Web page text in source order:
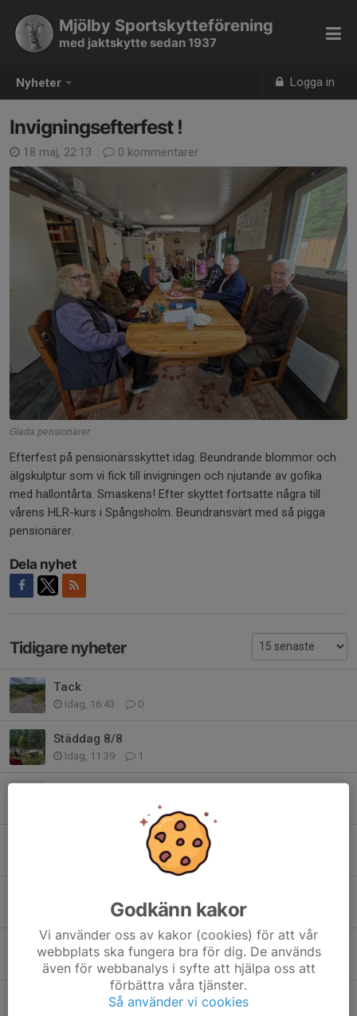
Nyheter Logga in
Mjölby Sportskytteförening
med jaktskytte sedan 1937
Invigningsefterfest !
18 maj, 22:13 0 kommentarer
Glada pensionärer
Efterfest på pensionärsskyttet idag. Beundrande blommor och
älgskulptur som vi fick till invigningen och njutande av gofika
med hallontårta. Smaskens! Efter skyttet fortsatte några till
vårens HLR-kurs i Spångsholm. Beundransvärt med så pigga
pensionärer.
Dela nyhet
Tidigare nyheter
Tack
Idag, 16:43 0
Städdag 8/8
Idag, 11:39 1
Abelssons Pokal 18/7 -26
6 jul, 10:57 3
Midsommarhälsning
18 jun, 20:03 1
Prislistan uppdaterad
Godkänn kakor
Vi använder oss av kakor (cookies) för att vår
webbplats ska fungera bra för dig. De används
även för webbanalys i syfte att hjälpa oss att
förbättra våra tjänster.
Så använder vi cookies